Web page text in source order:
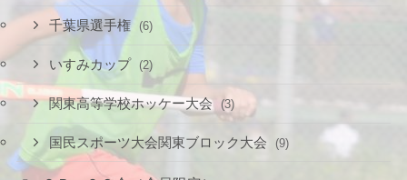
千葉県選手権 (6)
いすみカップ (2)
関東高等学校ホッケー大会 (3)
国民スポーツ大会関東ブロック大会 (9)